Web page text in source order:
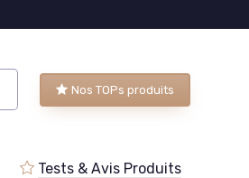
Nos TOPs produits
Tests & Avis Produits